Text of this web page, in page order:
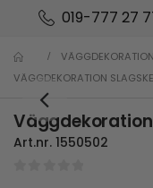
019-777 27
VÄGGDEKORATION
VÄGGDEKORATION
Art.nr. 1550502